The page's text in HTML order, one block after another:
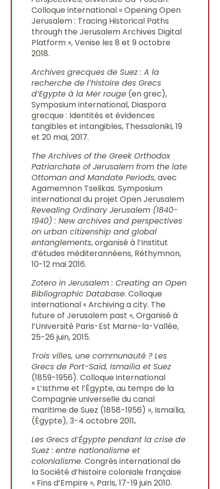
Colloque international « Opening Open
Jerusalem : Tracing Historical Paths
through the Jerusalem Archives Digital
Platform », Venise les 8 et 9 octobre
2018.
Archives grecques de Suez : A la
recherche de l’histoire des Grecs
d’Egypte à la Mer rouge (en grec),
Symposium international, Diaspora
grecque : Identités et évidences
tangibles et intangibles, Thessaloniki, 19
et 20 mai, 2017.
The Archives of the Greek Orthodox
Patriarchate of Jerusalem from the late
Ottoman and Mandate Periods, avec
Agamemnon Tselikas. Symposium
international du projet Open Jerusalem
Revealing Ordinary Jerusalem (1840-
1940) : New archives and perspectives
on urban citizenship and global
entanglements, organisé à l’Institut
d’études méditerannéens, Réthymnon,
10-12 mai 2016.
Zotero in Jerusalem : Creating an Open
Bibliographic Database. Colloque
international « Archiving a city. The
future of Jerusalem past », Organisé à
l’Université Paris-Est Marne-la-Vallée,
25-26 juin, 2015.
Trois villes, une communauté ? Les
Grecs de Port-Saïd, Ismaïlia et Suez
(1859-1956). Colloque international
« L’Isthme et l’Égypte, au temps de la
Compagnie universelle du canal
maritime de Suez (1858-1956) », Ismaïlia,
(Égypte), 3-4 octobre 2011.
Les Grecs d’Égypte pendant la crise de
Suez : entre nationalisme et
colonialisme. Congrès international de
la Société d’histoire coloniale française
« Fins d’Empire », Paris, 17-19 juin 2010.